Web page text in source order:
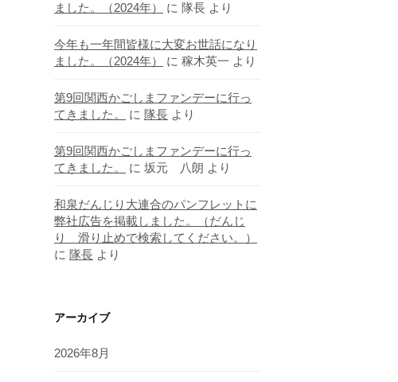
ました。（2024年）
に 隊長 より
今年も一年間皆様に大変お世話になり
ました。（2024年）
に 稼木英一 より
第9回関西かごしまファンデーに行っ
てきました。
に 隊長 より
第9回関西かごしまファンデーに行っ
てきました。
に 坂元 八朗 より
和泉だんじり大連合のパンフレットに
弊社広告を掲載しました。（だんじ
り 滑り止めで検索してください。）
に 隊長 より
アーカイブ
2026年8月